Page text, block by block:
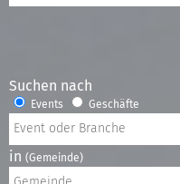
Suchen nach
Events Geschäfte
in (Gemeinde)